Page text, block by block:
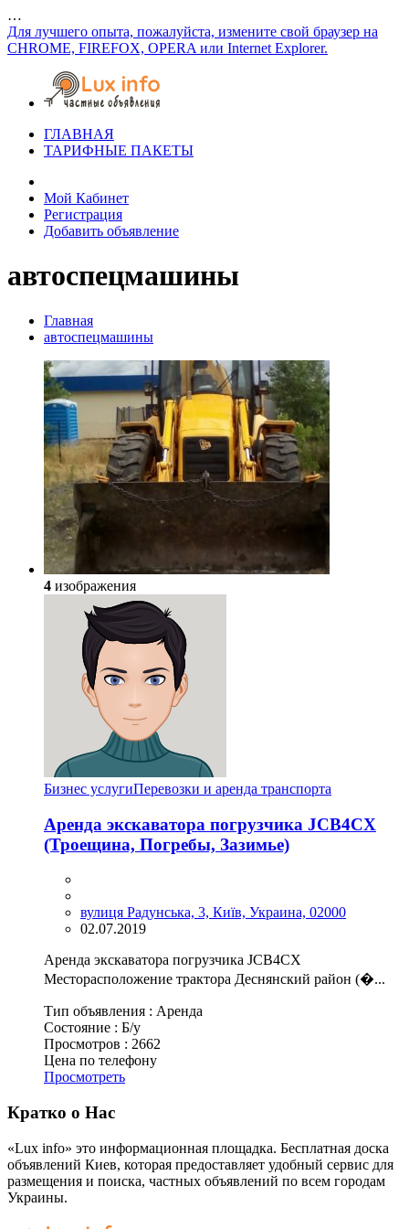
…
Для лучшего опыта, пожалуйста, измените свой браузер на
CHROME, FIREFOX, OPERA или Internet Explorer.
ГЛАВНАЯ
ТАРИФНЫЕ ПАКЕТЫ
Мой Кабинет
Регистрация
Добавить объявление
автоспецмашины
Главная
автоспецмашины
4 изображения
Бизнес услугиПеревозки и аренда транспорта
Аренда экскаватора погрузчика JCB4CX
(Троещина, Погребы, Зазимье)
вулиця Радунська, 3, Київ, Украина, 02000
02.07.2019
Аренда экскаватора погрузчика JCB4CX
Месторасположение трактора Деснянский район (�...
Тип объявления : Аренда
Состояние : Б/у
Просмотров : 2662
Цена по телефону
Просмотреть
Кратко о Нас
«Lux info» это информационная площадка. Бесплатная доска
объявлений Киев, которая предоставляет удобный сервис для
размещения и поиска, частных объявлений по всем городам
Украины.